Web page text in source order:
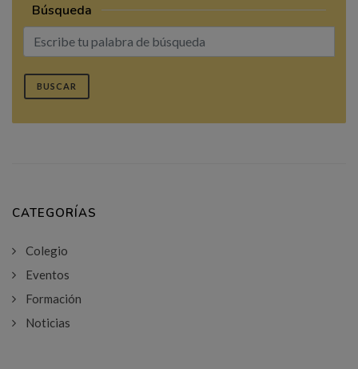
Búsqueda
BUSCAR
CATEGORÍAS
Colegio
Eventos
Formación
Noticias